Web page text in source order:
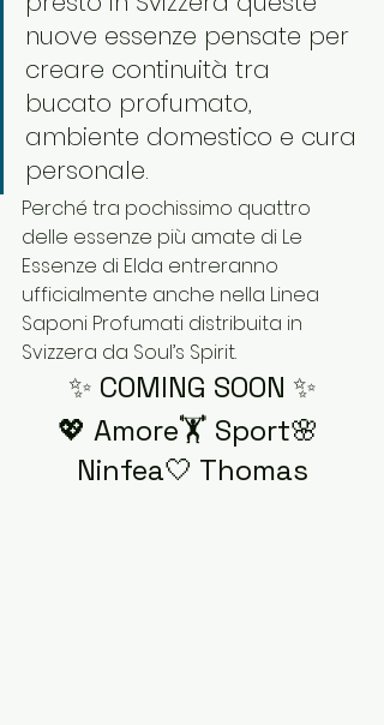
nuove essenze pensate per
creare continuità tra
bucato profumato,
ambiente domestico e cura
personale.
Perché tra pochissimo quattro
delle essenze più amate di Le
Essenze di Elda entreranno
ufficialmente anche nella Linea
Saponi Profumati distribuita in
Svizzera da Soul’s Spirit.
✨ COMING SOON ✨
💖 Amore🏋️ Sport🌸
Ninfea🤍 Thomas